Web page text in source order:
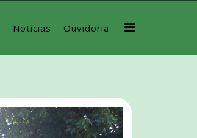
Notícias Ouvidoria